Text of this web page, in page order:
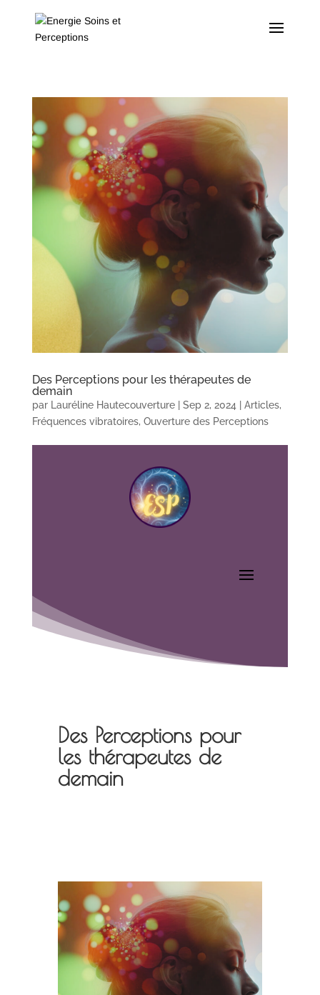
Des Perceptions pour les thérapeutes de
demain
par Lauréline Hautecouverture| Sep 2, 2024| Articles,
Fréquences vibratoires, Ouverture des Perceptions
Des Perceptions pour
les thérapeutes de
demain